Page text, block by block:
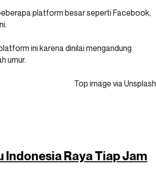
platform besar seperti Facebook,
ini karena dinilai mengandung
umur.
Top image via Unsplash
Indonesia Raya Tiap Jam